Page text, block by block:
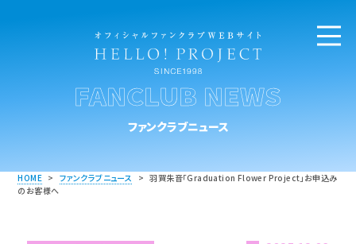
FANCLUB NEWS
ファンクラブニュース
HOME > ファンクラブニュース > 羽賀朱音「Graduation Flower Project」お申込み
のお客様へ